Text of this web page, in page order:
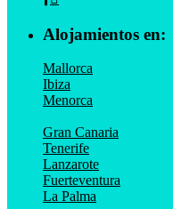
Alojamientos en:
Mallorca
Ibiza
Menorca
Gran Canaria
Tenerife
Lanzarote
Fuerteventura
La Palma